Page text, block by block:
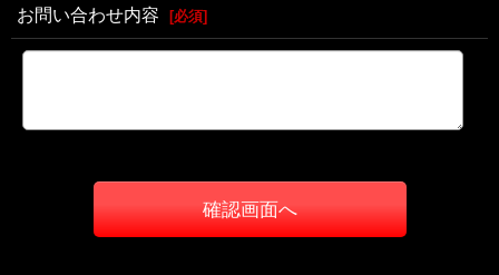
お問い合わせ内容 [必須]
確認画面へ